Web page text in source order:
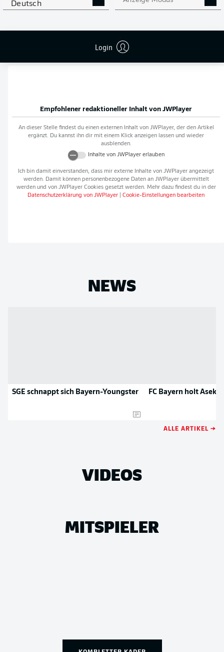
Deutsch
Login APP STORE
Empfohlener redaktioneller Inhalt von JWPlayer
An dieser Stelle findest du einen externen Inhalt von JWPlayer, der den Artikel
ergänzt. Du kannst ihn dir mit einem Klick anzeigen lassen und wieder
ausblenden.
Inhalte von JWPlayererlauben
Ich bin damit einverstanden, dass mir externe Inhalte von JWPlayer angezeigt
werden. Damit können personenbezogene Daten an JWPlayerübermittelt
werden und von JWPlayerCookies gesetzt werden. Mehr dazu findest du in der
Datenschutzerklärung von JWPlayer Cookie-Einstellungen bearbeiten
NEWS
SGE schnappt sich Bayern-Youngster FC Bayern holt Aseko
ALLE ARTIKEL →
VIDEOS
MITSPIELER